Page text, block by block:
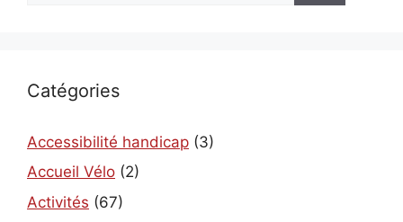
Catégories
Accessibilité handicap (3)
Accueil Vélo (2)
Activités (67)